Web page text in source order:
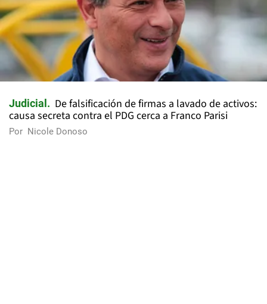
Judicial
De falsificación de firmas a lavado de activos:
causa secreta contra el PDG cerca a Franco Parisi
Por Nicole Donoso